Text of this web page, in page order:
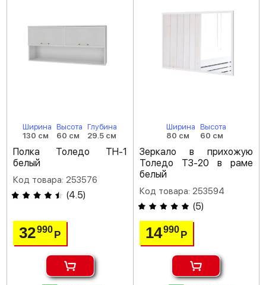
Ширина
130 см
Высота
60 см
Глубина
29.5 см
Полка Толедо ТН-1
белый
Код товара: 253576
(4.5)
32990Р
Ширина
80 см
Высота
60 см
Зеркало в прихожую
Толедо ТЗ-20 в раме
белый
Код товара: 253594
(5)
14990 Р